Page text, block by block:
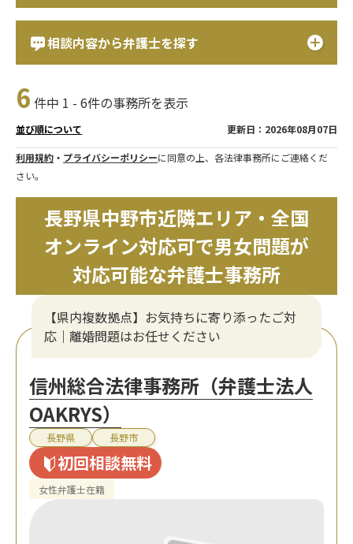
相談内容から弁護士を探す
6 件中 1 - 6件の事務所を表示
並び順について 更新日：2026年08月07日
利用規約 ・ プライバシーポリシーに同意の上、各法律事務所にご連絡くだ
さい。
長野県中野市近隣エリア・全国
オンライン対応可で男女問題が
対応可能な弁護士事務所
【県内複数拠点】お気持ちに寄り添ったご対
応｜離婚問題はお任せください
信州総合法律事務所（弁護士法人
OAKRYS）
長野県 長野市
初回相談無料
女性弁護士在籍